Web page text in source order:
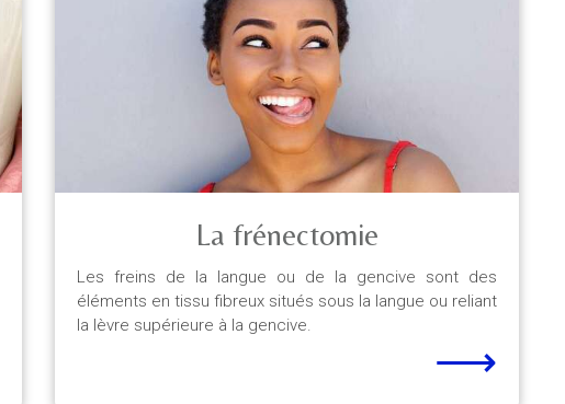
La frénectomie
Les freins de la langue ou de la gencive sont des
éléments en tissu fibreux situés sous la langue ou reliant
la lèvre supérieure à la gencive.
⟶